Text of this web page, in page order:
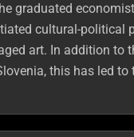
graduated
cultural-
art. In addition to
this has led